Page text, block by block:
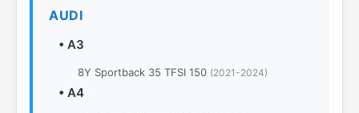
AUDI
• A3
8Y Sportback 35 TFSI 150 (2021-2024)
• A4